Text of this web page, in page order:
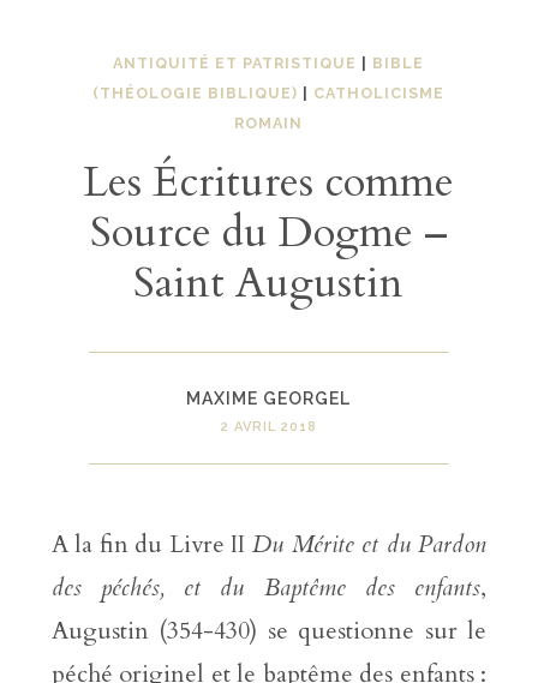
ANTIQUITÉ ET PATRISTIQUE
BIBLE
(THÉOLOGIE BIBLIQUE)
CATHOLICISME
ROMAIN
Les Écritures comme
Source du Dogme –
Saint Augustin
MAXIME GEORGEL
2 AVRIL 2018
A la fin du Livre IIDu Mérite et du Pardon
des péchés, et du Baptême des enfants,
Augustin (354-430) se questionne sur le
péché originel et le baptême des enfants :